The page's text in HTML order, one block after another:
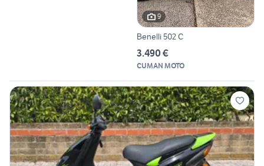
9
Benelli 502 C
3.490 €
CUMAN MOTO